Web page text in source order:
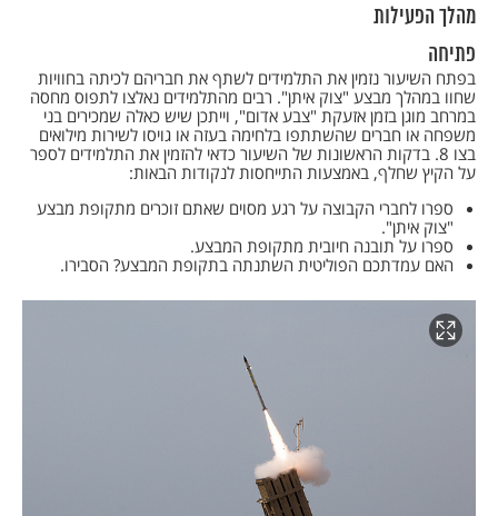
מהלך הפעילות
פתיחה
בפתח השיעור נזמין את התלמידים לשתף את חבריהם לכיתה בחוויות
שחוו במהלך מבצע "צוק איתן". רבים מהתלמידים נאלצו לתפוס מחסה
במרחב מוגן בזמן אזעקת "צבע אדום", וייתכן שיש כאלה שמכירים בני
משפחה או חברים שהשתתפו בלחימה בעזה או גויסו לשירות מילואים
בצו 8. בדקות הראשונות של השיעור כדאי להזמין את התלמידים לספר
על הקיץ שחלף, באמצעות התייחסות לנקודות הבאות:
ספרו לחברי הקבוצה על רגע מסוים שאתם זוכרים מתקופת מבצע
"צוק איתן".
ספרו על תובנה חיובית מתקופת המבצע.
האם עמדתכם הפוליטית השתנתה בתקופת המבצע? הסבירו.